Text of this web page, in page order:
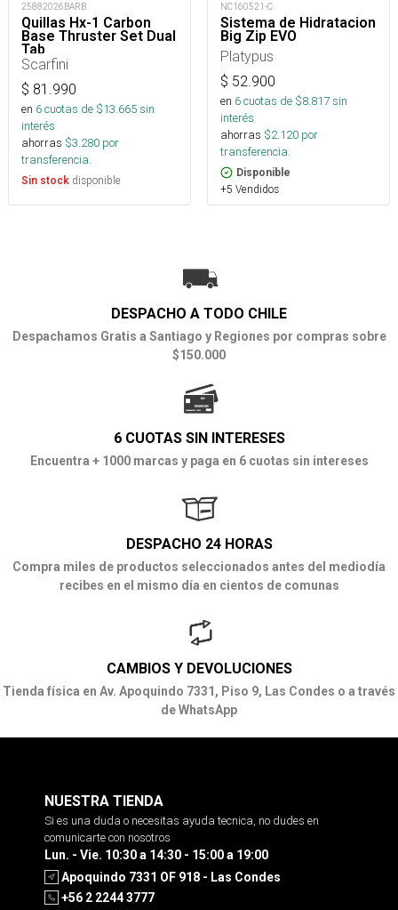
25882026BARB
Quillas Hx-1 Carbon
Base Thruster Set Dual
Tab
Scarfini
$ 81.990
en 6cuotas de $13.665sin
interés
ahorras $3.280 por
transferencia.
Sin stock disponible
NC160521-C
Sistema de Hidratacion
Big Zip EVO
Platypus
$ 52.900
en 6cuotas de $8.817sin
interés
ahorras $2.120 por
transferencia.
Disponible
+5 Vendidos
DESPACHO A TODO CHILE
Despachamos Gratis a Santiago y Regiones por compras sobre
$150.000
6 CUOTAS SIN INTERESES
Encuentra + 1000 marcas y paga en 6 cuotas sin intereses
DESPACHO 24 HORAS
Compra miles de productos seleccionados antes del mediodía
recibes en el mismo día en cientos de comunas
CAMBIOS Y DEVOLUCIONES
Tienda física en Av. Apoquindo 7331, Piso 9, Las Condes o a través
de WhatsApp
NUESTRA TIENDA
Si es una duda o necesitas ayuda tecnica, no dudes en
comunicarte con nosotros
Lun. - Vie. 10:30 a 14:30 - 15:00 a 19:00
Apoquindo 7331 OF 918 - Las Condes
+56 2 2244 3777